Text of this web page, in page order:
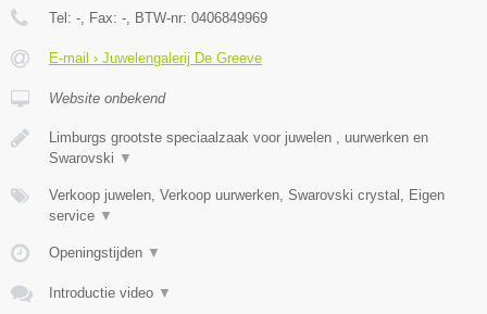
Tel: - , Fax: - , BTW-nr: 0406849969
E-mail › Juwelengalerij De Greeve
Website onbekend
Limburgs grootste speciaalzaak voor juwelen , uurwerken en
Swarovski ▼
Verkoop juwelen, Verkoop uurwerken, Swarovski crystal, Eigen
service ▼
Openingstijden ▼
Introductie video ▼